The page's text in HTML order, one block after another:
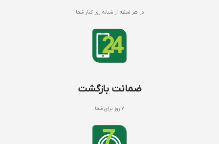
در هر لحظه از شبانه روز کنار شما
ضمانت بازگشت
7 روز برای شما